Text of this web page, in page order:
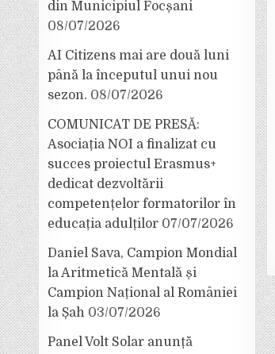
din Municipiul Focșani
08/07/2026
AI Citizens mai are două luni
până la începutul unui nou
sezon. 08/07/2026
COMUNICAT DE PRESĂ:
Asociația NOI a finalizat cu
succes proiectul Erasmus+
dedicat dezvoltării
competențelor formatorilor în
educația adulților 07/07/2026
Daniel Sava, Campion Mondial
la Aritmetică Mentală și
Campion Național al României
la Șah 03/07/2026
Panel Volt Solar anunță